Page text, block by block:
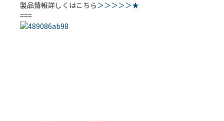
製品情報詳しくはこちら＞＞＞＞＞★
===